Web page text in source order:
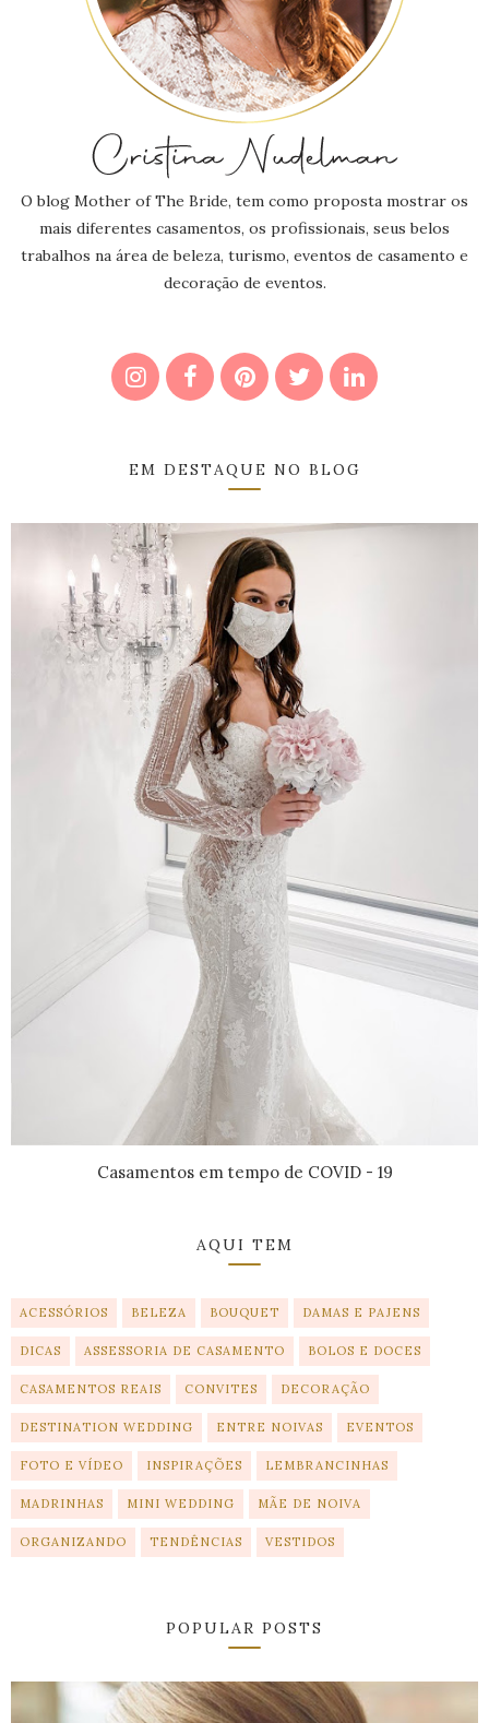
O blog Mother of The Bride, tem como proposta mostrar os
mais diferentes casamentos, os profissionais, seus belos
trabalhos na área de beleza, turismo, eventos de casamento e
decoração de eventos.
EM DESTAQUE NO BLOG
Casamentos em tempo de COVID - 19
AQUI TEM
ACESSÓRIOS BELEZA BOUQUET DAMAS E PAJENS
DICAS ASSESSORIA DE CASAMENTO BOLOS E DOCES
CASAMENTOS REAIS CONVITES DECORAÇÃO
DESTINATION WEDDING ENTRE NOIVAS EVENTOS
FOTO E VÍDEO INSPIRAÇÕES LEMBRANCINHAS
MADRINHAS MINI WEDDING MÃE DE NOIVA
ORGANIZANDO TENDÊNCIAS VESTIDOS
POPULAR POSTS